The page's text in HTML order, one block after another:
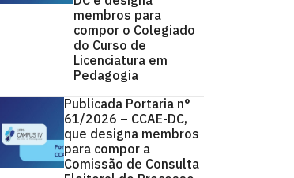
membros para
compor o Colegiado
do Curso de
Licenciatura em
Pedagogia
Publicada Portaria n°
61/2026 – CCAE-DC,
que designa membros
para compor a
Comissão de Consulta